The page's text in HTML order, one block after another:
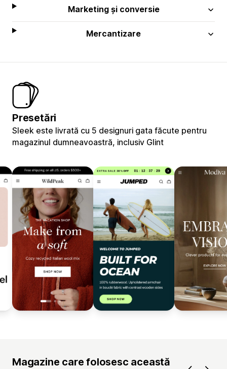
Marketing și conversie
Mercantizare
Presetări
Sleek este livrată cu 5 designuri gata făcute pentru
magazinul dumneavoastră, inclusiv Glint
Magazine care folosesc această